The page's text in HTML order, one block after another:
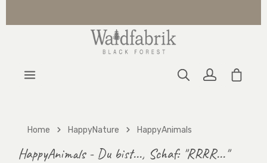
Home HappyNature HappyAnimals
HappyAnimals - Du bist..., Schaf: "RRRR..."